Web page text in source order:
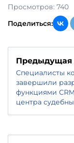
Просмотров: 740
Поделиться:
Предыдущая
Специалисты
завершили
функциями
центра